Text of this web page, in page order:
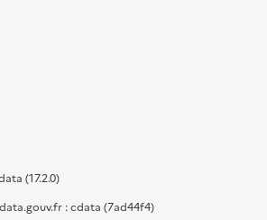
(17.2.0)
: cdata (7ad44f4)